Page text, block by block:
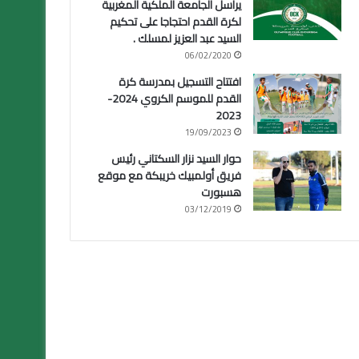
يراسل الجامعة الملكية المغربية
لكرة القدم احتجاجا على تحكيم
السيد عبد العزيز لمسلك .
06/02/2020
افتتاح التسجيل بمدرسة كرة
القدم للموسم الكروي 2024-
2023
19/09/2023
حوار السيد نزار السكتاني رئيس
فريق أولمبيك خريبكة مع موقع
هسبورت
03/12/2019